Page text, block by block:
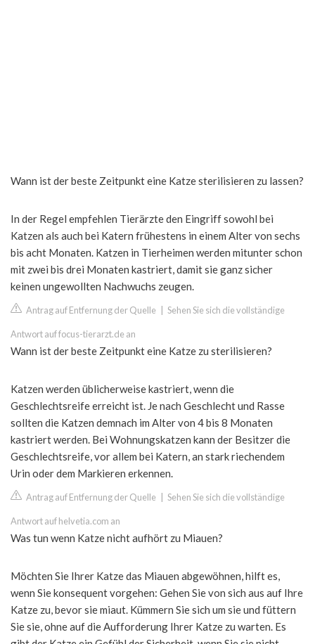
Wann ist der beste Zeitpunkt eine Katze sterilisieren zu lassen?
In der Regel empfehlen Tierärzte den Eingriff sowohl bei
Katzen als auch bei Katern frühestens in einem Alter von sechs
bis acht Monaten. Katzen in Tierheimen werden mitunter schon
mit zwei bis drei Monaten kastriert, damit sie ganz sicher
keinen ungewollten Nachwuchs zeugen.
Antrag auf Entfernung der Quelle Sehen Sie sich die vollständige
Antwort auf focus-tierarzt.de an
Wann ist der beste Zeitpunkt eine Katze zu sterilisieren?
Katzen werden üblicherweise kastriert, wenn die
Geschlechtsreife erreicht ist. Je nach Geschlecht und Rasse
sollten die Katzen demnach im Alter von 4 bis 8 Monaten
kastriert werden. Bei Wohnungskatzen kann der Besitzer die
Geschlechtsreife, vor allem bei Katern, an stark riechendem
Urin oder dem Markieren erkennen.
Antrag auf Entfernung der Quelle Sehen Sie sich die vollständige
Antwort auf helvetia.com an
Was tun wenn Katze nicht aufhört zu Miauen?
Möchten Sie Ihrer Katze das Miauen abgewöhnen, hilft es,
wenn Sie konsequent vorgehen: Gehen Sie von sich aus auf Ihre
Katze zu, bevor sie miaut. Kümmern Sie sich um sie und füttern
Sie sie, ohne auf die Aufforderung Ihrer Katze zu warten. Es